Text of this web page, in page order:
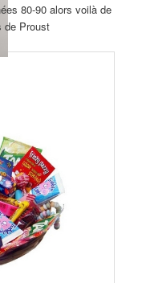
80-90 alors voilà de
de Proust